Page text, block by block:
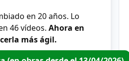
en 20 años. Lo
46 vídeos. Ahora en
más ágil.